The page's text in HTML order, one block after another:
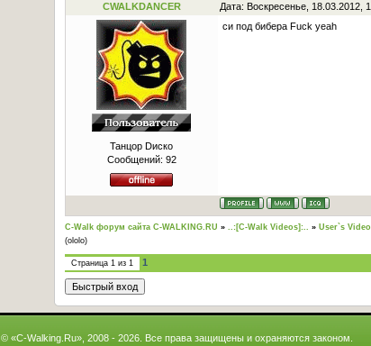
CWALKDANCER Дата: Воскресенье, 18.03.2012,
Танцор Dиско
Сообщений: 92
си под бибера Fuck yeah
C-Walk форум сайта C-WALKING.RU » ..:[C-Walk Videos]:.. » User`s
(ololo)
Страница 1из 1
1
© «C-Walking.Ru», 2008 - 2026. Все права защищены и охраняются законом.